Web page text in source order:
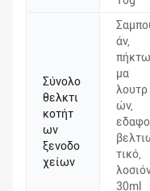
Σύνολο
θελκτι
κοτήτ
ων
ξενοδο
χείων
άν,
πήκτω
μα
λουτρ
ών,
εδαφο
τικό,
30ml